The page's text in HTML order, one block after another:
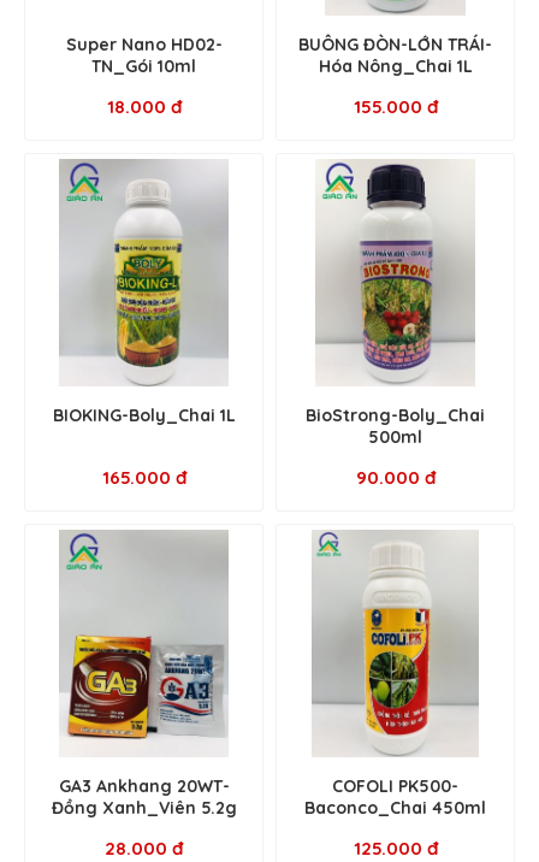
Super Nano HD02-
TN_Gói 10ml
18.000 đ
BUÔNG ĐÒN-LỚN TRÁI-
Hóa Nông_Chai 1L
155.000 đ
BIOKING-Boly_Chai 1L
165.000 đ
BioStrong-Boly_Chai
500ml
90.000 đ
GA3 Ankhang 20WT-
Đồng Xanh_Viên 5.2g
28.000 đ
COFOLI PK500-
Baconco_Chai 450ml
125.000 đ